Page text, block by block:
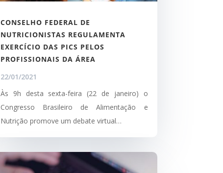
CONSELHO FEDERAL DE
NUTRICIONISTAS REGULAMENTA
EXERCÍCIO DAS PICS PELOS
PROFISSIONAIS DA ÁREA
22/01/2021
Às 9h desta sexta-feira (22 de janeiro) o
Congresso Brasileiro de Alimentação e
Nutrição promove um debate virtual…